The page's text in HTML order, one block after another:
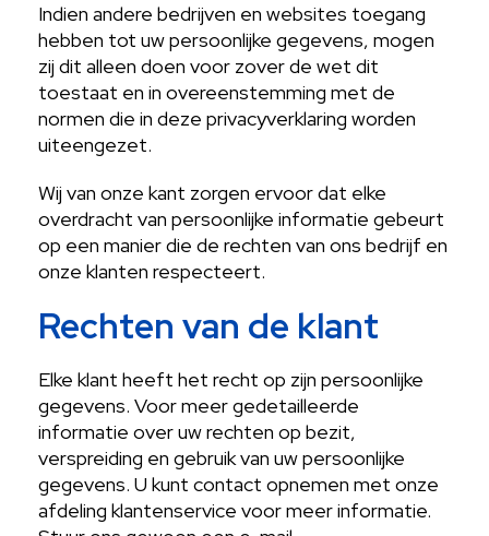
Indien andere bedrijven en websites toegang
hebben tot uw persoonlijke gegevens, mogen
zij dit alleen doen voor zover de wet dit
toestaat en in overeenstemming met de
normen die in deze privacyverklaring worden
uiteengezet.
Wij van onze kant zorgen ervoor dat elke
overdracht van persoonlijke informatie gebeurt
op een manier die de rechten van ons bedrijf en
onze klanten respecteert.
Rechten van de klant
Elke klant heeft het recht op zijn persoonlijke
gegevens. Voor meer gedetailleerde
informatie over uw rechten op bezit,
verspreiding en gebruik van uw persoonlijke
gegevens. U kunt contact opnemen met onze
afdeling klantenservice voor meer informatie.